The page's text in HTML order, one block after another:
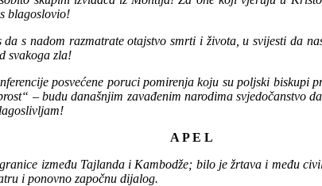
blagoslovio!
s nadom razmatrate otajstvo smrti i života, u svijesti da
svakoga zla!
posvećene poruci pomirenja koju su poljski
– budu današnjim zavađenim narodima svjedočanstvo
A P E L
između Tajlanda i Kambodže; bilo je žrtava i među
i ponovno započnu dijalog.